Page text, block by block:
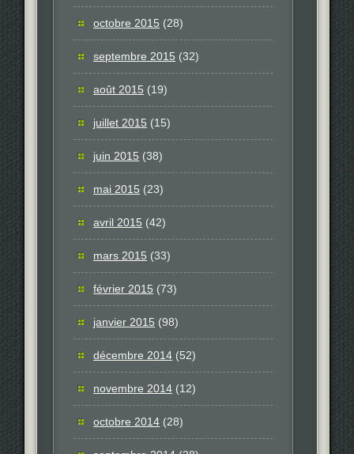
octobre 2015 (28)
septembre 2015 (32)
août 2015 (19)
juillet 2015 (15)
juin 2015 (38)
mai 2015 (23)
avril 2015 (42)
mars 2015 (33)
février 2015 (73)
janvier 2015 (98)
décembre 2014 (52)
novembre 2014 (12)
octobre 2014 (28)